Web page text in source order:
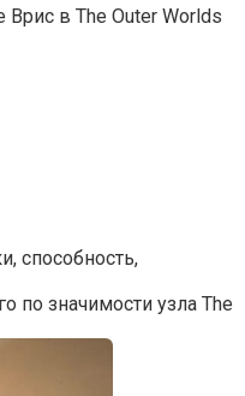
в The Outer Worlds
способность,
по значимости узла The